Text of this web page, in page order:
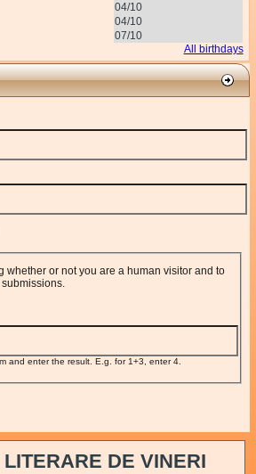
04/10
04/10
07/10
All birthdays
whether or not you are a human visitor and to
and enter the result. E.g. for 1+3, enter 4.
DE VINERI